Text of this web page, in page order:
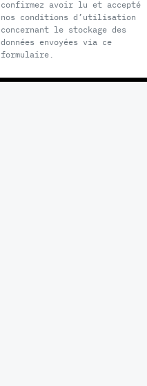
confirmez avoir lu et accepté
nos conditions d’utilisation
concernant le stockage des
données envoyées via ce
formulaire.